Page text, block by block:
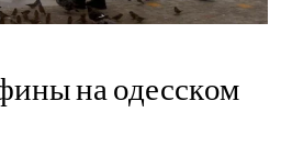
на одесском